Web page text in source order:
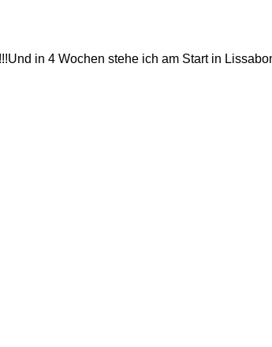
in 4 Wochen stehe ich am Start in